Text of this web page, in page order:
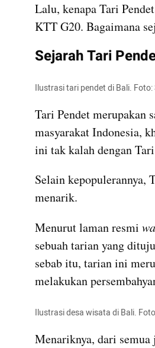
Lalu, kenapa Tari
KTT G20. Bagaimana
Sejarah Tari
Ilustrasi tari pendet di Bali.
Tari Pendet merupakan
masyarakat Indonesia,
ini tak kalah dengan
Selain kepopulerannya,
menarik.
Menurut laman resmi
sebuah tarian yang
sebab itu, tarian ini
melakukan
Ilustrasi desa wisata di Bali.
Menariknya, dari